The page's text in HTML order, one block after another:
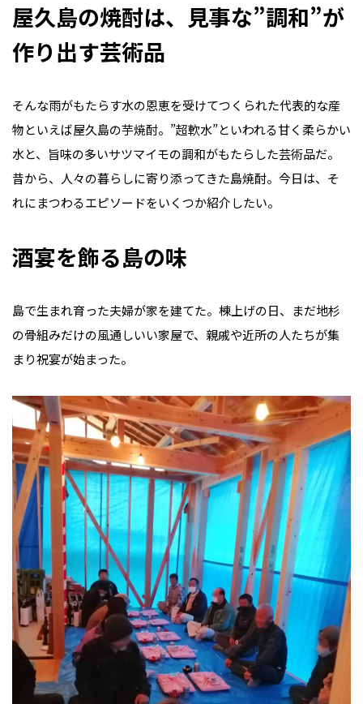
屋久島の焼酎は、見事な”調和”が
作り出す芸術品
そんな雨がもたらす水の恩恵を受けてつくられた代表的な産
物といえば屋久島の芋焼酎。”超軟水”といわれる甘く柔らかい
水と、旨味の多いサツマイモの調和がもたらした芸術品だ。
昔から、人々の暮らしに寄り添ってきた島焼酎。今日は、そ
れにまつわるエピソードをいくつか紹介したい。
酒宴を飾る島の味
島で生まれ育った夫婦が家を建てた。棟上げの日、まだ地杉
の骨組みだけの風通しいい家屋で、親戚や近所の人たちが集
まり祝宴が始まった。